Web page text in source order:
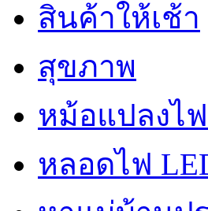
สินค้าให้เช้า
สุขภาพ
หม้อแปลงไ
หลอดไฟ